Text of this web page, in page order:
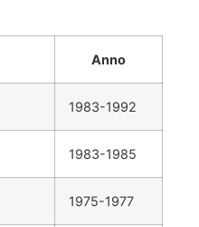
Anno
1983-1992
1983-1985
1975-1977